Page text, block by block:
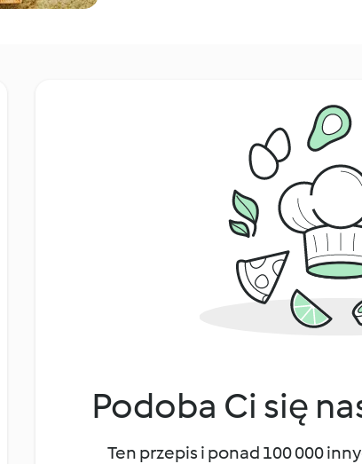
Podoba Ci się
Ten przepis i ponad 100 000